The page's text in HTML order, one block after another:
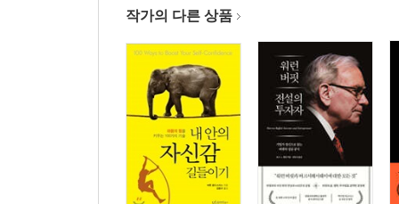
작가의 다른 상품